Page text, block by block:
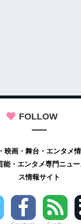
FOLLOW
映画・舞台・エンタメ
能・エンタメ専門ニュ
ス情報サイト